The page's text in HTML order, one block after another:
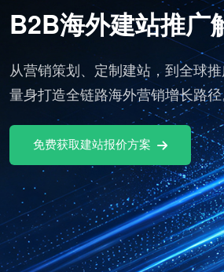
海外建站推广
营销策划、定制建站，到全球推
身打造全链路海外营销增长路径。
免费获取建站报价方案